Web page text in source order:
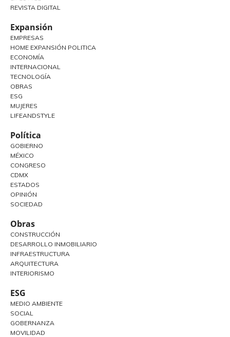
REVISTA DIGITAL
Expansión
EMPRESAS
HOME EXPANSIÓN POLITICA
ECONOMÍA
INTERNACIONAL
TECNOLOGÍA
OBRAS
ESG
MUJERES
LIFEANDSTYLE
Política
GOBIERNO
MÉXICO
CONGRESO
CDMX
ESTADOS
OPINIÓN
SOCIEDAD
Obras
CONSTRUCCIÓN
DESARROLLO INMOBILIARIO
INFRAESTRUCTURA
ARQUITECTURA
INTERIORISMO
ESG
MEDIO AMBIENTE
SOCIAL
GOBERNANZA
MOVILIDAD